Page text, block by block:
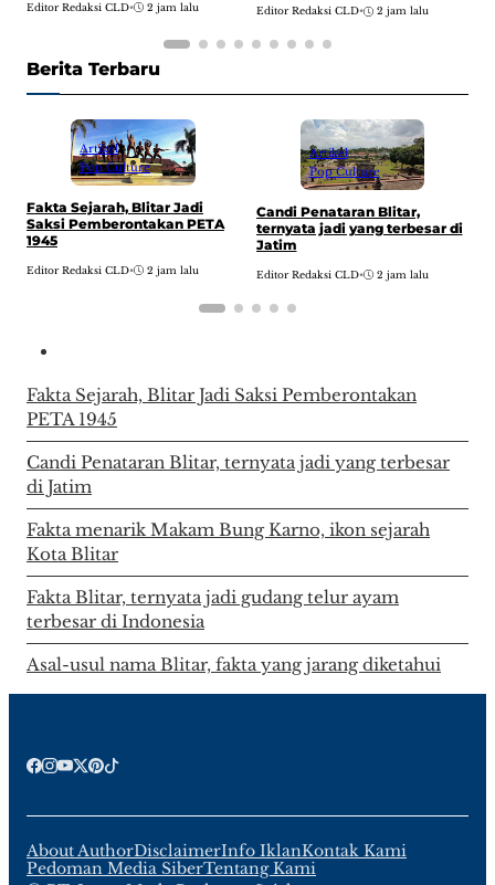
Editor Redaksi CLD• 2 jam lalu Editor Redaksi CLD• 2 jam lalu
Berita Terbaru
Artikel
Pop Culture
Fakta Sejarah, Blitar Jadi
Saksi Pemberontakan PETA
1945
Editor Redaksi CLD• 2 jam lalu
Artikel
Pop Culture
Candi Penataran Blitar,
ternyata jadi yang terbesar di
Jatim
Editor Redaksi CLD• 2 jam lalu
Fakta Sejarah, Blitar Jadi Saksi Pemberontakan
PETA 1945
Candi Penataran Blitar, ternyata jadi yang terbesar
di Jatim
Fakta menarik Makam Bung Karno, ikon sejarah
Kota Blitar
Fakta Blitar, ternyata jadi gudang telur ayam
terbesar di Indonesia
Asal-usul nama Blitar, fakta yang jarang diketahui
About AuthorDisclaimerInfo IklanKontak Kami
Pedoman Media SiberTentang Kami